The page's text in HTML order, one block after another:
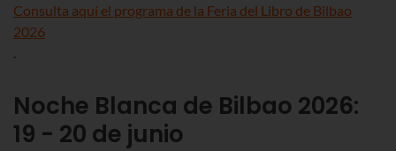
Consulta aquí el programa de la Feria del Libro de Bilbao
2026
.
Noche Blanca de Bilbao 2026:
19 - 20 de junio